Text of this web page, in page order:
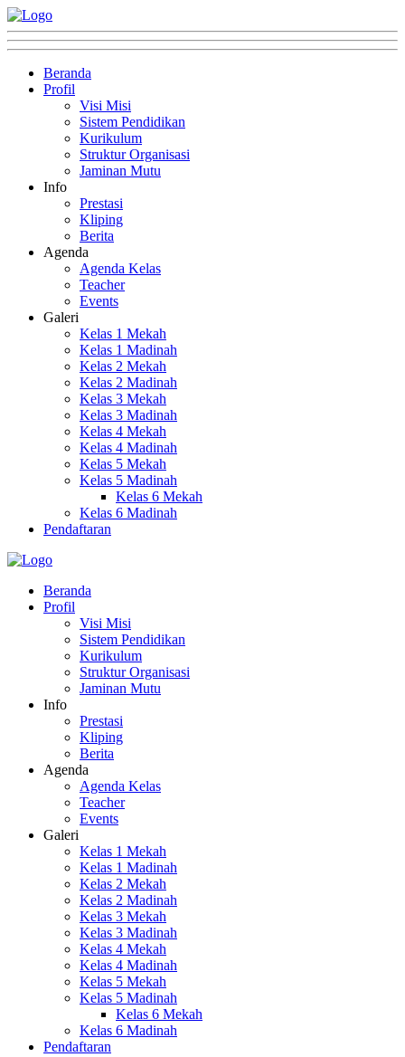
Beranda
Profil
Visi Misi
Sistem Pendidikan
Kurikulum
Struktur Organisasi
Jaminan Mutu
Info
Prestasi
Kliping
Berita
Agenda
Agenda Kelas
Teacher
Events
Galeri
Kelas 1 Mekah
Kelas 1 Madinah
Kelas 2 Mekah
Kelas 2 Madinah
Kelas 3 Mekah
Kelas 3 Madinah
Kelas 4 Mekah
Kelas 4 Madinah
Kelas 5 Mekah
Kelas 5 Madinah
Kelas 6 Mekah
Kelas 6 Madinah
Pendaftaran
Beranda
Profil
Visi Misi
Sistem Pendidikan
Kurikulum
Struktur Organisasi
Jaminan Mutu
Info
Prestasi
Kliping
Berita
Agenda
Agenda Kelas
Teacher
Events
Galeri
Kelas 1 Mekah
Kelas 1 Madinah
Kelas 2 Mekah
Kelas 2 Madinah
Kelas 3 Mekah
Kelas 3 Madinah
Kelas 4 Mekah
Kelas 4 Madinah
Kelas 5 Mekah
Kelas 5 Madinah
Kelas 6 Mekah
Kelas 6 Madinah
Pendaftaran